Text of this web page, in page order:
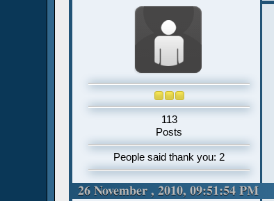
113
Posts
People said thank you: 2
26 November , 2010, 09:51:54 PM